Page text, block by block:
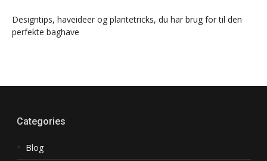
Designtips, haveideer og plantetricks, du har brug for til den
perfekte baghave
Categories
Blog